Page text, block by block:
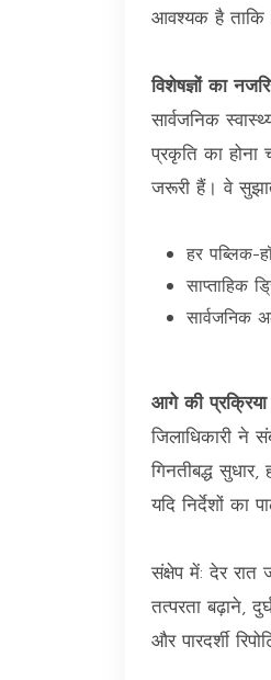
आवश्यक है ताकि
विशेषज्ञों का
सार्वजनिक
प्रकृति का होना
जरूरी हैं। वे
हर पब्लिक-
साप्ताहिक
सार्वजनिक
आगे की
जिलाधिकारी ने
गिनतीबद्ध
यदि निर्देशों का
संक्षेप में: देर रात
तत्परता बढ़ाने,
और पारदर्शी